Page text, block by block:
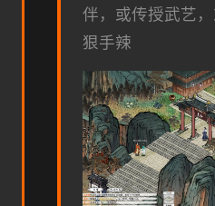
伴，或传授武艺
狠手辣